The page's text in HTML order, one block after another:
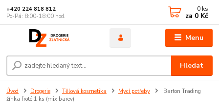
Menu
Hledat
+420 224 818 812
Po-Pá: 8:00-18:00 hod.
0 ks
za 0 Kč
Úvod Drogerie Tělová kosmetika Mycí potřeby
Barton Trading
žínka froté 1 ks (mix barev)